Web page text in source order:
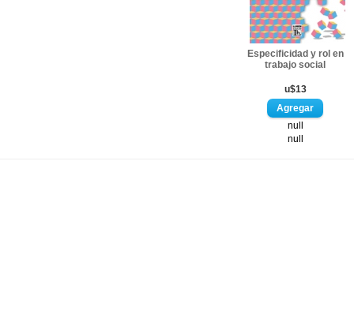
Especificidad y rol en
trabajo social
u$13
null
null